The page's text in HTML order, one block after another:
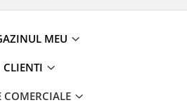
MEU
CLIENTI
COMERCIALE